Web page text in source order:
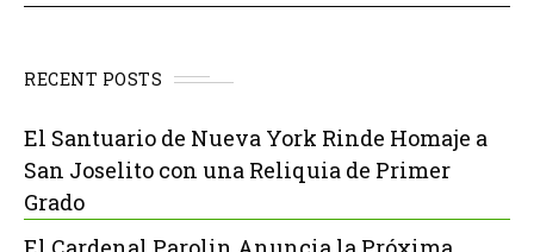
RECENT POSTS
El Santuario de Nueva York Rinde Homaje a
San Joselito con una Reliquia de Primer
Grado